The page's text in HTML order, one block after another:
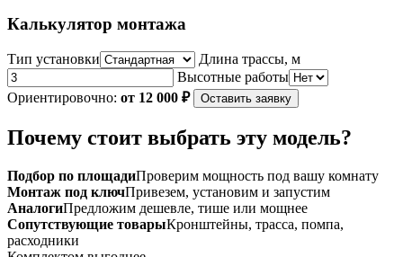
Калькулятор монтажа
Тип установки
Длина трассы, м
Высотные работы
Ориентировочно: от 12 000 ₽ Оставить заявку
Почему стоит выбрать эту модель?
Подбор по площадиПроверим мощность под вашу комнату
Монтаж под ключПривезем, установим и запустим
АналогиПредложим дешевле, тише или мощнее
Сопутствующие товарыКронштейны, трасса, помпа,
расходники